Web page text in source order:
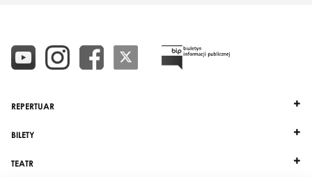
REPERTUAR
BILETY
TEATR